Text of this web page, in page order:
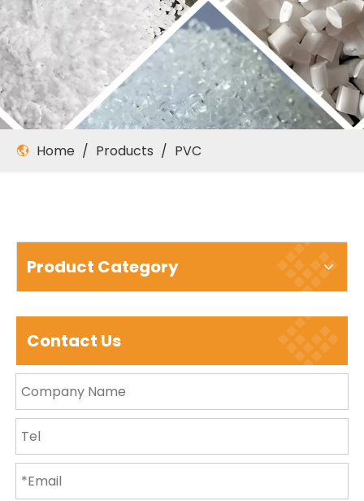
Home / Products / PVC
Product Category
Contact Us